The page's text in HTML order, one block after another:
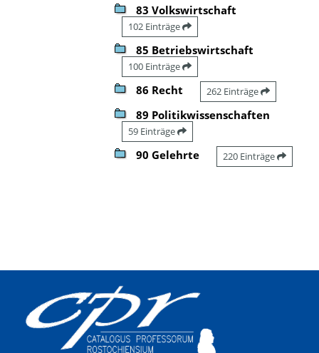
83 Volkswirtschaft
102 Einträge
85 Betriebswirtschaft
100 Einträge
86 Recht 262 Einträge
89 Politikwissenschaften
59 Einträge
90 Gelehrte 220 Einträge